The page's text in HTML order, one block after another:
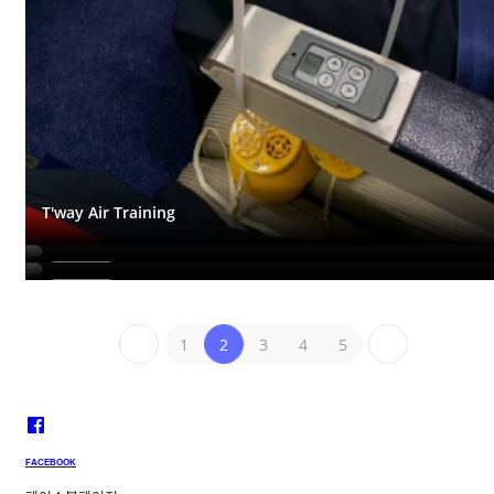
T'way Air Training
T'way Air Training
한국행사
T'way Air Training
1 2 3 4 5
FACEBOOK